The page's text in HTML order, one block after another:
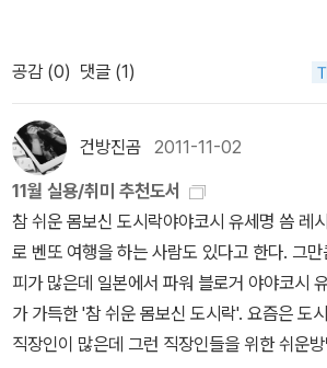
만들지않고 아침에 향긋한 냄새에 깨어나는
다. 다 구워진 토스트를 그녀가 먹으면 커피를
토스트를 한입 베어문다. 따뜻한 햇살과 하얀
난다. 뮤직비디오에서나 볼 수 있는 느낌이랄
맞는 느낌들과 함께 그녀의 식사 이야기가 계
콜릿 서랍서랍 속에 먹다 남겨둔 몇 개의 초콜
콜릿은 무척이나 달콤하고 씁쓸해서 한 번에
첫 번째 서랍을 열고 다크초콜릿을 꺼냈다.초
색 포장지를 벗겨내서 한 조각씩 혀 위에 올려
다.고독도 외로움도 초콜릿의 맛과 닮아 있어
도 또 씁쓸해서 늘 곁에 두고 천천히 음미하고
비행시간으로만 26시간이 걸리는 칠레에 이
제가 천하를 유람하며 맛본 궁극의 음식들, 그
숙수들과 그 음식을 나누어 먹은 정겨운 사람
우리 나라 작가 중 가장 좋아하는 작가인 성석
이 향기롭고 침이 고이도록 읽고 싶어요.2.우
요. 여기, 소중한 사람을 위해 밥을 짓는 한 여
나. 밥을 짓는 일만큼이나 여행을 좋아하고, 글
녀는 프랑스 파리, 일본 홋카이도, 그리고 우
머물며 타국 생활의 낯섦과 외로움을 즐기고,
동안에도, 늘 부엌을 떠나지 않았다. 이 책에
밥상의 소담한 추억들을 담았다.사람을 알려
공감 (0) 댓글 (1)
건방진곰 2011-11-02
11월 실용/취미 추천도서
참 쉬운 몸보신 도시락야야코시 유세명 씀 레
로 벤또 여행을 하는 사람도 있다고 한다. 그
피가 많은데 일본에서 파워 블로거 야야코시
가 가득한 '참 쉬운 몸보신 도시락'. 요즘은 도
직장인이 많은데 그런 직장인들을 위한 쉬운